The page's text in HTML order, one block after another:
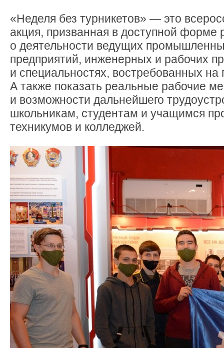
«Неделя без турникетов» — это
акция, призванная в доступной форме
о деятельности ведущих
предприятий, инженерных и рабочих
и специальностях, востребованных на
А также показать реальные рабочие
и возможности дальнейшего
школьникам, студентам и учащимся
техникумов и колледжей.